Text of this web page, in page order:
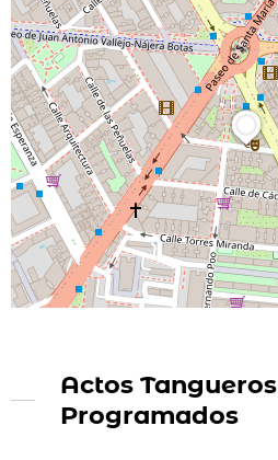
Actos Tangueros
Programados